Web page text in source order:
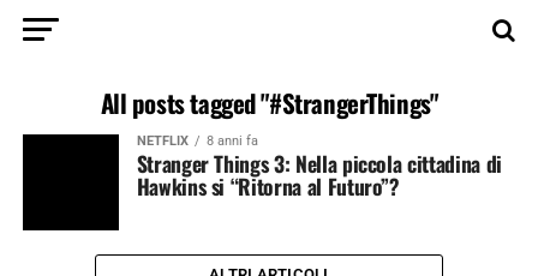
All posts tagged "#StrangerThings"
NETFLIX 8 anni fa
Stranger Things 3: Nella piccola cittadina di
Hawkins si “Ritorna al Futuro”?